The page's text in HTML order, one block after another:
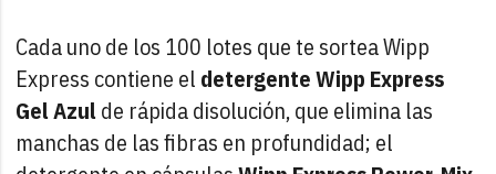
Cada uno de los 100 lotes que te sortea Wipp
Express contiene el detergente Wipp Express
Gel Azulde rápida disolución, que elimina las
manchas de las fibras en profundidad; el